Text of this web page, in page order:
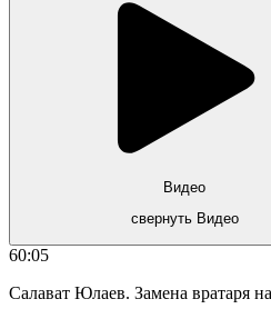
Видео
свернуть Видео
60:05
Салават Юлаев. Замена вратаря